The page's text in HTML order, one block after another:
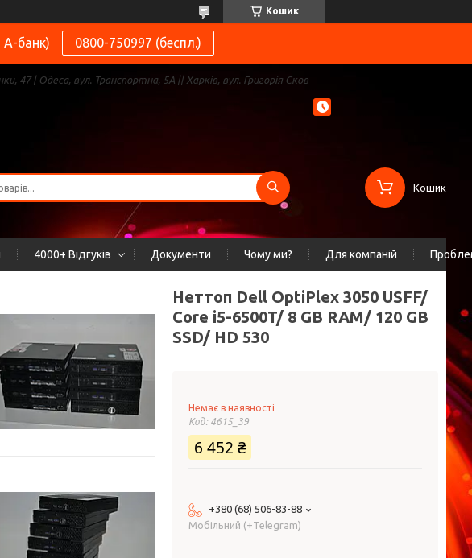
Кошик
А-банк) 0800-750997 (беспл.)
47 | Одеса, вул. Транспортна, 5А || Харків, вул. Григорія Сков
Кошик
4000+ Відгуків Документи Чому ми? Для компаній
Неттоп Dell OptiPlex 3050 USFF/
Core i5-6500T/ 8 GB RAM/ 120 GB
SSD/ HD 530
Немає в наявності
Код: 4615_39
6 452 ₴
+380 (68) 506-83-88
Мобільний (+Telegram)